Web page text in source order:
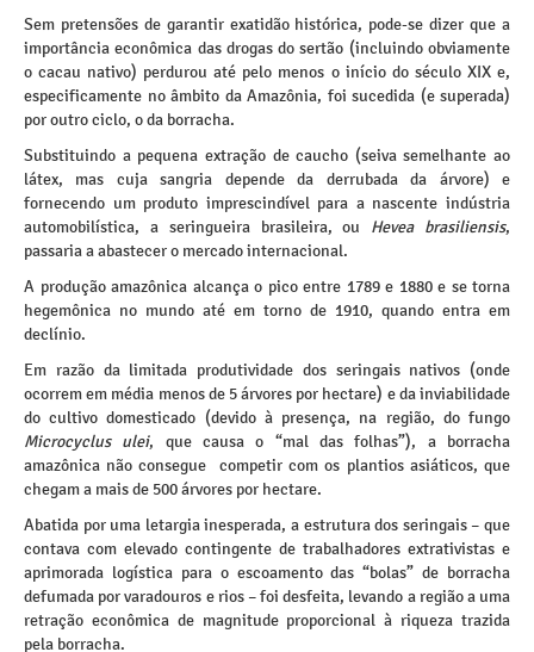
Sem pretensões de garantir exatidão histórica, pode-se dizer que a
importância econômica das drogas do sertão (incluindo obviamente
o cacau nativo) perdurou até pelo menos o início do século XIX e,
especificamente no âmbito da Amazônia, foi sucedida (e superada)
por outro ciclo, o da borracha.
Substituindo a pequena extração de caucho (seiva semelhante ao
látex, mas cuja sangria depende da derrubada da árvore) e
fornecendo um produto imprescindível para a nascente indústria
automobilística, a seringueira brasileira, ou Hevea brasiliensis,
passaria a abastecer o mercado internacional.
A produção amazônica alcança o pico entre 1789 e 1880 e se torna
hegemônica no mundo até em torno de 1910, quando entra em
declínio.
Em razão da limitada produtividade dos seringais nativos (onde
ocorrem em média menos de 5 árvores por hectare) e da inviabilidade
do cultivo domesticado (devido à presença, na região, do fungo
Microcyclus ulei, que causa o “mal das folhas”), a borracha
amazônica não consegue competir com os plantios asiáticos, que
chegam a mais de 500 árvores por hectare.
Abatida por uma letargia inesperada, a estrutura dos seringais – que
contava com elevado contingente de trabalhadores extrativistas e
aprimorada logística para o escoamento das “bolas” de borracha
defumada por varadouros e rios – foi desfeita, levando a região a uma
retração econômica de magnitude proporcional à riqueza trazida
pela borracha.